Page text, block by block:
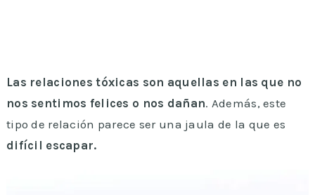
Las relaciones tóxicas son aquellas en las que no
nos sentimos felices o nos dañan. Además, este
tipo de relación parece ser una jaula de la que es
difícil escapar.